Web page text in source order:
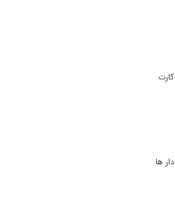
ها